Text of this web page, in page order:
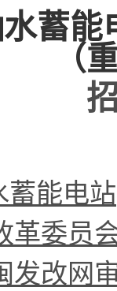
蓄能
（
蓄能电站
革委员
发改网